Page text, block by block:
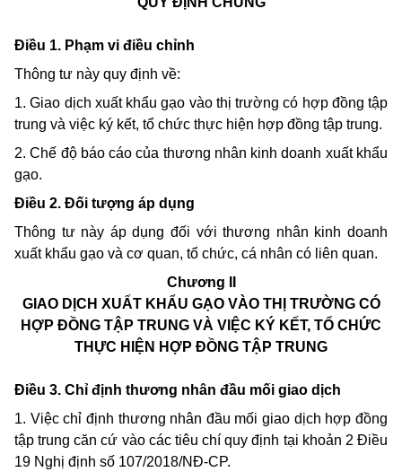
Điều 1. Phạm vi điều chỉnh
Thông tư này quy định về:
1. Giao dịch xuất khẩu gạo vào thị trường có hợp đồng tập
trung và việc ký kết, tổ chức thực hiện hợp đồng tập trung.
2. Chế độ báo cáo của thương nhân kinh doanh xuất khẩu
gạo.
Điều 2. Đối tượng áp dụng
Thông tư này áp dụng đối với thương nhân kinh doanh
xuất khẩu gạo và cơ quan, tổ chức, cá nhân có liên quan.
Chương II
GIAO DỊCH XUẤT KHẨU GẠO VÀO THỊ TRƯỜNG CÓ
HỢP ĐỒNG TẬP TRUNG VÀ VIỆC KÝ KẾT, TỔ CHỨC
THỰC HIỆN HỢP ĐỒNG TẬP TRUNG
Điều 3. Chỉ định thương nhân đầu mối giao dịch
1. Việc chỉ định thương nhân đầu mối giao dịch hợp đồng
tập trung căn cứ vào các tiêu chí quy định tại khoản 2 Điều
19 Nghị định số 107/2018/NĐ-CP.